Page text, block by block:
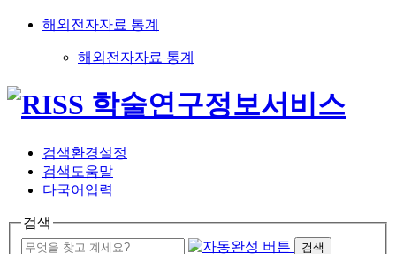
해외전자자료 통계
해외전자자료 통계
검색환경설정
검색도움말
다국어입력
검색
검색